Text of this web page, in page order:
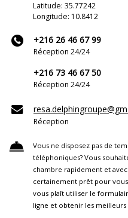
Latitude: 35.77242
Longitude: 10.8412
+216 26 46 67 99
Réception 24/24
+216 73 46 67 50
Réception 24/24
Réception
Vous ne disposez pas de
téléphoniques? Vous
chambre rapidement et
certainement prêt pour
vous plaît utiliser le
ligne et obtenir les meilleurs